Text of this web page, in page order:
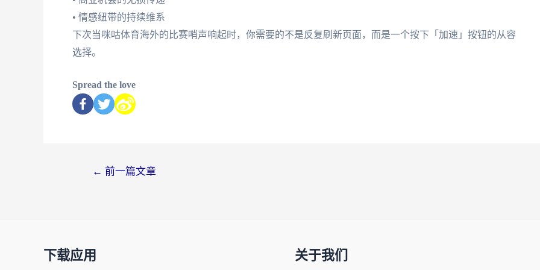
• 情感纽带的持续维系
下次当咪咕体育海外的比赛哨声响起时，你需要的不是反复刷新页面，而是一个按下「加速」按钮的从容
选择。
Spread the love
← 前一篇文章
下载应用 关于我们